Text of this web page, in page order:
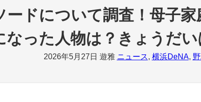
ドについて調査！母子
なった人物は？きょうだい
2026年5月27日 遊雅 ニュース, 横浜DeNA,